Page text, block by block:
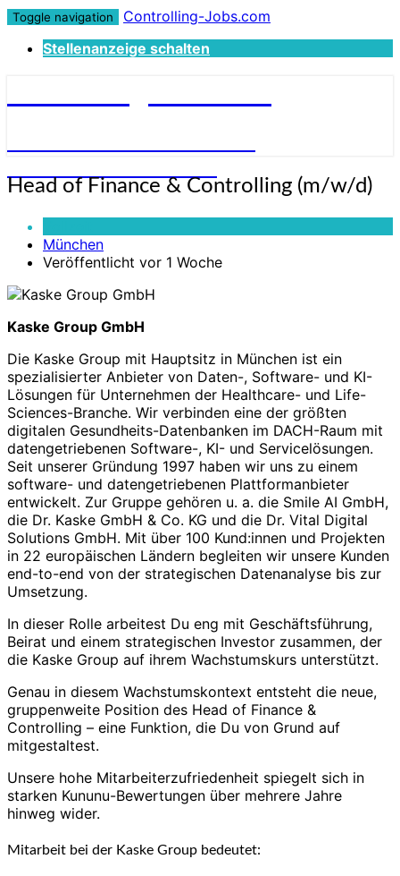
Toggle navigation
Controlling-Jobs.com
Stellenanzeige schalten
Head
Finance
Controlling
(m/w/d)
Head of Finance & Controlling (m/w/d)
München
Veröffentlicht vor 1 Woche
Kaske Group GmbH
Die Kaske Group mit Hauptsitz in München ist ein
spezialisierter Anbieter von Daten-, Software- und KI-
Lösungen für Unternehmen der Healthcare- und Life-
Sciences-Branche. Wir verbinden eine der größten
digitalen Gesundheits-Datenbanken im DACH-Raum mit
datengetriebenen Software-, KI- und Servicelösungen.
Seit unserer Gründung 1997 haben wir uns zu einem
software- und datengetriebenen Plattformanbieter
entwickelt. Zur Gruppe gehören u. a. die Smile AI GmbH,
die Dr. Kaske GmbH & Co. KG und die Dr. Vital Digital
Solutions GmbH. Mit über 100 Kund:innen und Projekten
in 22 europäischen Ländern begleiten wir unsere Kunden
end-to-end von der strategischen Datenanalyse bis zur
Umsetzung.
In dieser Rolle arbeitest Du eng mit Geschäftsführung,
Beirat und einem strategischen Investor zusammen, der
die Kaske Group auf ihrem Wachstumskurs unterstützt.
Genau in diesem Wachstumskontext entsteht die neue,
gruppenweite Position des Head of Finance &
Controlling – eine Funktion, die Du von Grund auf
mitgestaltest.
Unsere hohe Mitarbeiterzufriedenheit spiegelt sich in
starken Kununu-Bewertungen über mehrere Jahre
hinweg wider.
Mitarbeit bei der Kaske Group bedeutet: